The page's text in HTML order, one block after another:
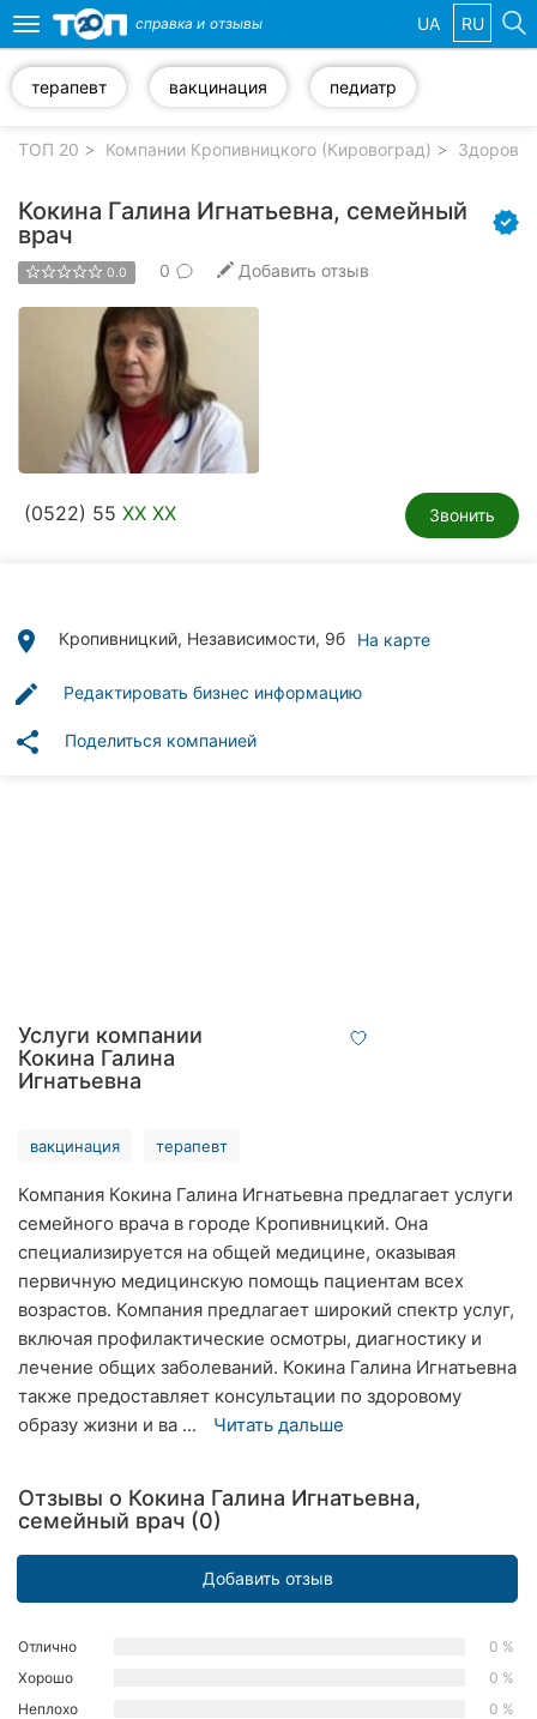
компании
Популярные
рубрики:
Стоматологии
Частные
клиники
Ветеринарные
Все
Тернополь
Ровно
Одесса
Киев
Харьков
Запорожье
Днепр
Кривой
Рог
Полтава
Toggle
navigation
справка и отзывы UA RU
терапевт вакцинация педиатр
ТОП 20 Компании Кропивницкого (Кировоград)
Кокина Галина Игнатьевна, семейный
врач
0.0 0 Добавить отзыв
(0522) 55 XX XX Звонить
place Кропивницкий, Независимости, 9б На карте
edit Редактировать бизнес информацию
share Поделиться компанией
Услуги компании
Кокина Галина
Игнатьевна
вакцинация терапевт
Компания Кокина Галина Игнатьевна предлагает услуги
семейного врача в городе Кропивницкий. Она
специализируется на общей медицине, оказывая
первичную медицинскую помощь пациентам всех
возрастов. Компания предлагает широкий спектр услуг,
включая профилактические осмотры, диагностику и
лечение общих заболеваний. Кокина Галина Игнатьевна
также предоставляет консультации по здоровому
образу жизни и ва ...
Читать дальше
Отзывы о Кокина Галина Игнатьевна,
семейный врач (0)
Добавить отзыв
Отлично
0 %
Хорошо
0 %
Неплохо
0 %